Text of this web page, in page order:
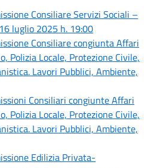
Consiliare Servizi Sociali –
luglio 2025 h. 19:00
Consiliare congiunta Affari
Polizia Locale, Protezione Civile,
Lavori Pubblici, Ambiente,
Consiliari congiunte Affari
Polizia Locale, Protezione Civile,
Lavori Pubblici, Ambiente,
Edilizia Privata-